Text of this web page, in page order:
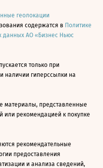
геолокации
содержатся в Политике
данных АО «Бизнес Ньюс
только при
наличии гиперссылки на
материалы, представленные
или рекомендацией к покупке
рекомендательные
предоставления
и анализа сведений,